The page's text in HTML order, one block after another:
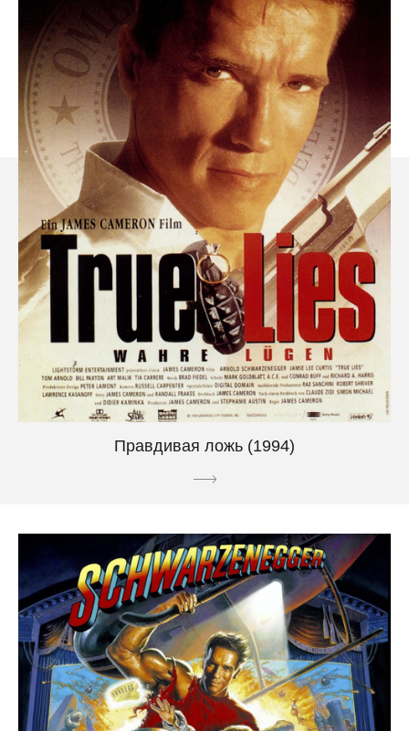
Правдивая ложь (1994)